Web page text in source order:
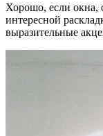
Хорошо, если окна,
интересной
выразительные